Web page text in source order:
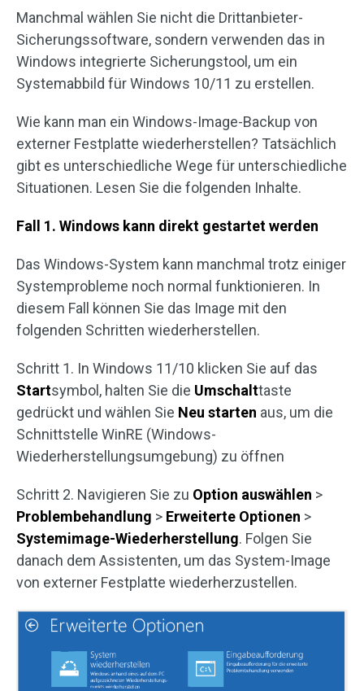
Manchmal wählen Sie nicht die Drittanbieter-
Sicherungssoftware, sondern verwenden das in
Windows integrierte Sicherungstool, um ein
Systemabbild für Windows 10/11 zu erstellen.
Wie kann man ein Windows-Image-Backup von
externer Festplatte wiederherstellen? Tatsächlich
gibt es unterschiedliche Wege für unterschiedliche
Situationen. Lesen Sie die folgenden Inhalte.
Fall 1. Windows kann direkt gestartet werden
Das Windows-System kann manchmal trotz einiger
Systemprobleme noch normal funktionieren. In
diesem Fall können Sie das Image mit den
folgenden Schritten wiederherstellen.
Schritt 1. In Windows 11/10 klicken Sie auf das
Startsymbol, halten Sie die Umschalttaste
gedrückt und wählen Sie Neu starten aus, um die
Schnittstelle WinRE (Windows-
Wiederherstellungsumgebung) zu öffnen
Schritt 2. Navigieren Sie zu Option auswählen >
Problembehandlung > Erweiterte Optionen >
Systemimage-Wiederherstellung. Folgen Sie
danach dem Assistenten, um das System-Image
von externer Festplatte wiederherzustellen.